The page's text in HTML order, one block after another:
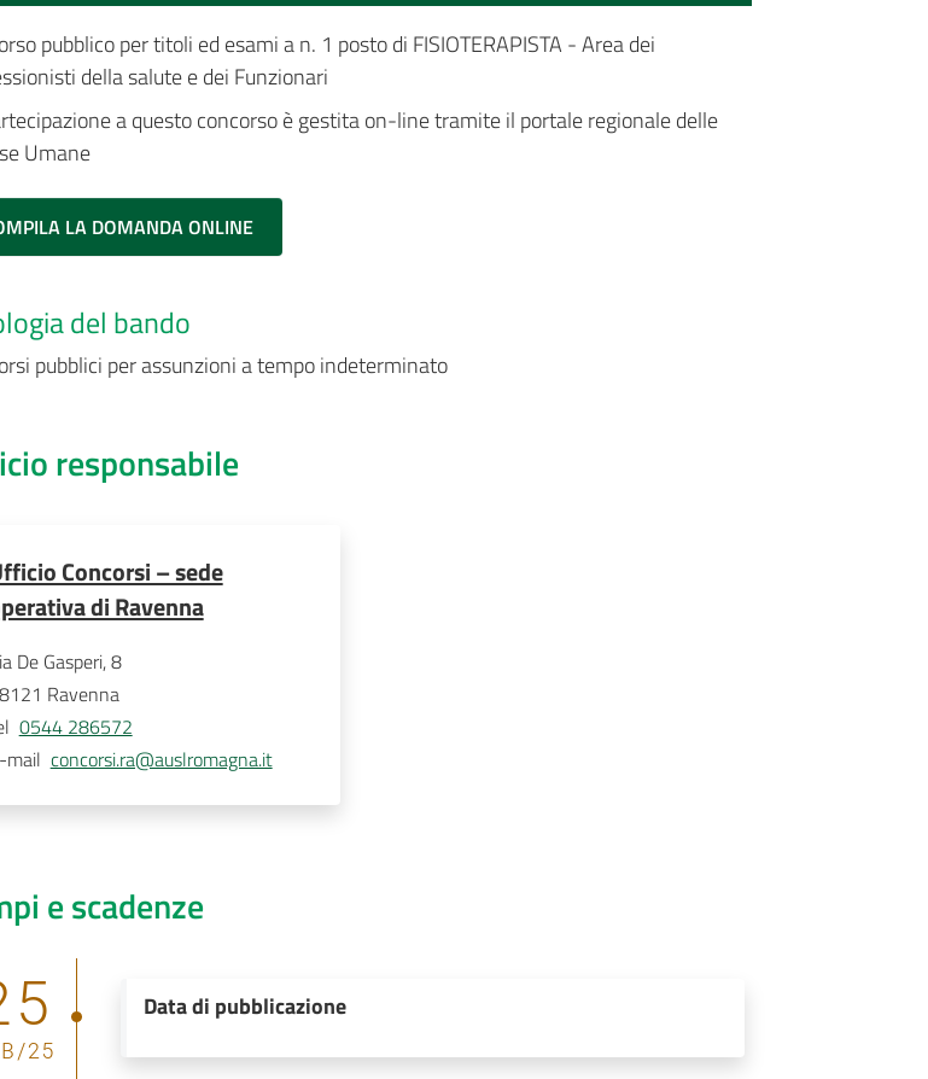
pubblico per titoli ed esami a n. 1 posto di FISIOTERAPISTA - Area dei
della salute e dei Funzionari
a questo concorso è gestita on-line tramite il portale regionale delle
Umane
LA DOMANDA ONLINE
del bando
pubblici per assunzioni a tempo indeterminato
responsabile
Concorsi – sede
di Ravenna
De Gasperi, 8
Ravenna
0544 286572
mail concorsi.ra@auslromagna.it
e scadenze
/25
Data di pubblicazione